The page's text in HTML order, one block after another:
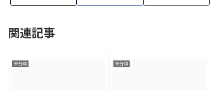
関連記事
未分類 未分類